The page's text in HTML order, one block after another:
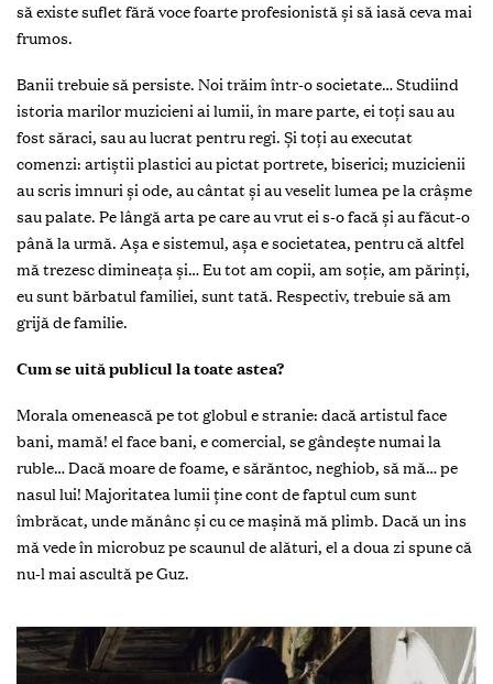
să existe suflet fără voce foarte profesionistă şi să iasă ceva mai
frumos.
Banii trebuie să persiste. Noi trăim într-o societate… Studiind
istoria marilor muzicieni ai lumii, în mare parte, ei toţi sau au
fost săraci, sau au lucrat pentru regi. Şi toţi au executat
comenzi: artiştii plastici au pictat portrete, biserici; muzicienii
au scris imnuri şi ode, au cântat şi au veselit lumea pe la crâşme
sau palate. Pe lângă arta pe care au vrut ei s-o facă şi au făcut-o
până la urmă. Aşa e sistemul, aşa e societatea, pentru că altfel
mă trezesc dimineaţa şi… Eu tot am copii, am soţie, am părinţi,
eu sunt bărbatul familiei, sunt tată. Respectiv, trebuie să am
grijă de familie.
Cum se uită publicul la toate astea?
Morala omenească pe tot globul e stranie: dacă artistul face
bani, mamă! el face bani, e comercial, se gândeşte numai la
ruble… Dacă moare de foame, e sărăntoc, neghiob, să mă… pe
nasul lui! Majoritatea lumii ţine cont de faptul cum sunt
îmbrăcat, unde mănânc şi cu ce maşină mă plimb. Dacă un ins
mă vede în microbuz pe scaunul de alături, el a doua zi spune că
nu-l mai ascultă pe Guz.